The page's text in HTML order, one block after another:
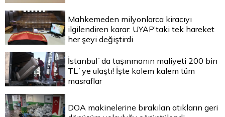
Mahkemeden milyonlarca kiracıyı
ilgilendiren karar: UYAP’taki tek hareket
her şeyi değiştirdi
İstanbul`da taşınmanın maliyeti 200 bin
TL`ye ulaştı! İşte kalem kalem tüm
masraflar
DOA makinelerine bırakılan atıkların geri